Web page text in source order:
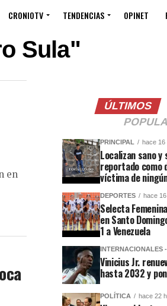
CRONIOTV TENDENCIAS OPINET
Sula"
en
ÚLTIMOS
PRINCIPAL hace 16
Localizan sano
reportado como
víctima de
DEPORTES hace
Selecta
en Santo
1 a Venezuela
INTERNACIONALES
Vinicius Jr.
hasta 2032 y
POLÍTICA hace 22